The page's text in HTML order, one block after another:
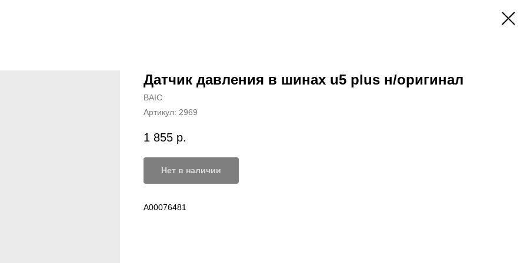
Датчик давления в шинах u5 plus н/оригинал
BAIC
Артикул: 2969
1 855 р.
Нет в наличии
A00076481